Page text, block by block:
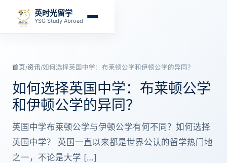
英时光留学
YSG Study Abroad
首页/资讯/如何选择英国中学：布莱顿公学和伊顿公学的异同？
如何选择英国中学：布莱顿公学
和伊顿公学的异同？
英国中学布莱顿公学与伊顿公学有何不同？如何选择
英国中学？ 英国一直以来都是世界公认的留学热门地
之一，不论是大学 […]